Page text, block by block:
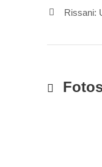
Rissani: